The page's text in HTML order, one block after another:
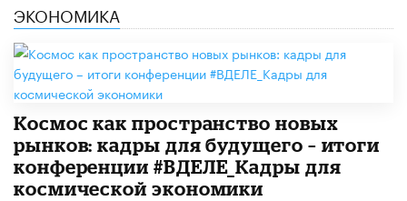
ЭКОНОМИКА
Космос как пространство новых
рынков: кадры для будущего – итоги
конференции #ВДЕЛЕ_Кадры для
космической экономики